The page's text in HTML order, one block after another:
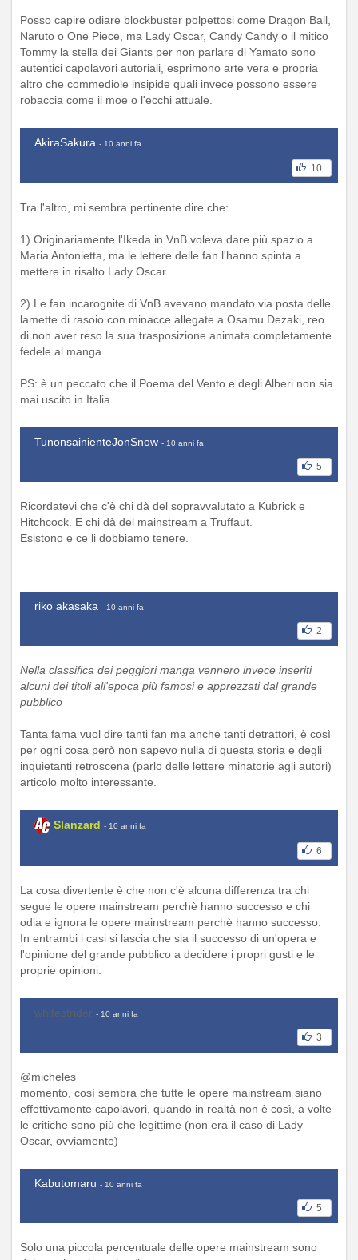
Posso capire odiare blockbuster polpettosi come Dragon Ball,
Naruto o One Piece, ma Lady Oscar, Candy Candy o il mitico
Tommy la stella dei Giants per non parlare di Yamato sono
autentici capolavori autoriali, esprimono arte vera e propria
altro che commediole insipide quali invece possono essere
robaccia come il moe o l'ecchi attuale.
AkiraSakura - 10 anni fa
10
Tra l'altro, mi sembra pertinente dire che:
1) Originariamente l'Ikeda in VnB voleva dare più spazio a
Maria Antonietta, ma le lettere delle fan l'hanno spinta a
mettere in risalto Lady Oscar.
2) Le fan incarognite di VnB avevano mandato via posta delle
lamette di rasoio con minacce allegate a Osamu Dezaki, reo
di non aver reso la sua trasposizione animata completamente
fedele al manga.
PS: è un peccato che il Poema del Vento e degli Alberi non sia
mai uscito in Italia.
TunonsainienteJonSnow - 10 anni fa
5
Ricordatevi che c'è chi dà del sopravvalutato a Kubrick e
Hitchcock. E chi dà del mainstream a Truffaut.
Esistono e ce li dobbiamo tenere.
riko akasaka - 10 anni fa
2
Nella classifica dei peggiori manga vennero invece inseriti
alcuni dei titoli all'epoca più famosi e apprezzati dal grande
pubblico
Tanta fama vuol dire tanti fan ma anche tanti detrattori, è così
per ogni cosa però non sapevo nulla di questa storia e degli
inquietanti retroscena (parlo delle lettere minatorie agli autori)
articolo molto interessante.
Slanzard - 10 anni fa
6
La cosa divertente è che non c'è alcuna differenza tra chi
segue le opere mainstream perchè hanno successo e chi
odia e ignora le opere mainstream perchè hanno successo.
In entrambi i casi si lascia che sia il successo di un'opera e
l'opinione del grande pubblico a decidere i propri gusti e le
proprie opinioni.
whitestrider - 10 anni fa
3
@micheles
momento, così sembra che tutte le opere mainstream siano
effettivamente capolavori, quando in realtà non è così, a volte
le critiche sono più che legittime (non era il caso di Lady
Oscar, ovviamente)
Kabutomaru - 10 anni fa
5
Solo una piccola percentuale delle opere mainstream sono